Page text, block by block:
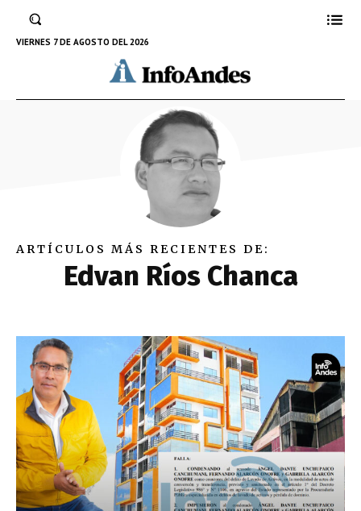
VIERNES 7 DE AGOSTO DEL 2026
ARTÍCULOS MÁS RECIENTES DE:
Edvan Ríos Chanca